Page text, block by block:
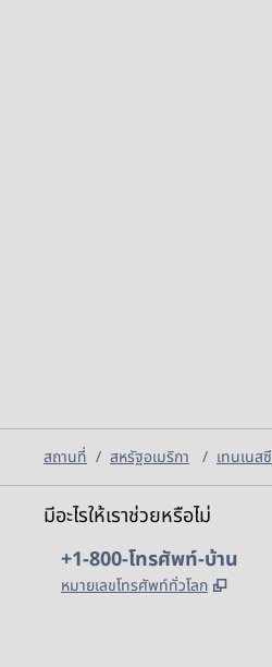
สถานที่ / สหรัฐอเมริกา / เทนเนสซี
มีอะไรให้เราช่วยหรือไม่
โทรศัพท์:
+1-800-โทรศัพท์-บ้าน
หมายเลขโทรศัพท์ทั่วโลก ,